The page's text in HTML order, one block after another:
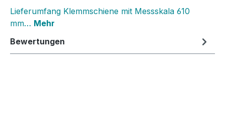
Lieferumfang Klemmschiene mit Messskala 610
mm… Mehr
Bewertungen